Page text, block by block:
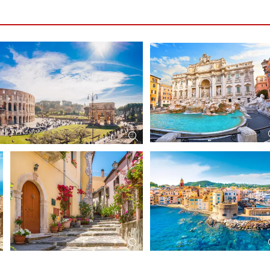
der Waffel oder im Becher
Special, Reservierung erforderlich).
Minibar.
Buchungsnummer haben und/oder in derselben Kabine
Steak House).
hinzugebucht. Sie genießen ebenfalls unbegrenzt Eis und
tatsächlichen Angebot der Reederei für diese Kreuzfahrt